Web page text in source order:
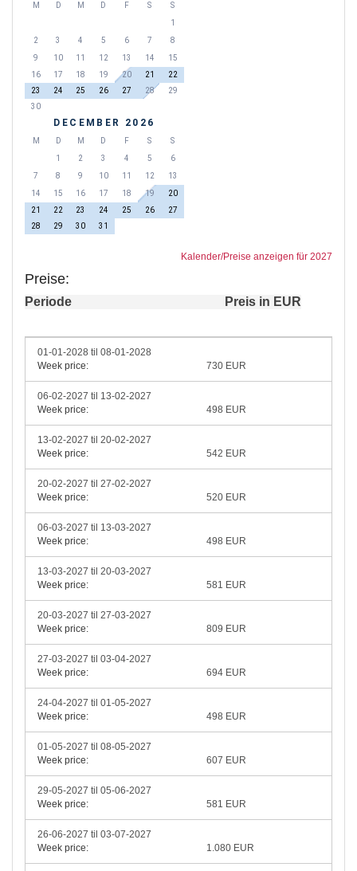
M D M D F S
S
1
2
3 4 5 6 7
8
9
10 11 12 13 14
15
16
17 18 19 20 21
22
23
24 25 26 27 28
29
30
DECEMBER 2026
M D M D F S
S
1
2 3 4 5
6
7
8 9 10 11 12
13
14
15 16 17 18 19
20
21
22 23 24 25 26
27
28
29 30 31
Kalender/Preise anzeigen für 2027
Preise:
Periode Preis in EUR
01-01-2028 til 08-01-2028
Week price:
730 EUR
06-02-2027 til 13-02-2027
Week price:
498 EUR
13-02-2027 til 20-02-2027
Week price:
542 EUR
20-02-2027 til 27-02-2027
Week price:
520 EUR
06-03-2027 til 13-03-2027
Week price:
498 EUR
13-03-2027 til 20-03-2027
Week price:
581 EUR
20-03-2027 til 27-03-2027
Week price:
809 EUR
27-03-2027 til 03-04-2027
Week price:
694 EUR
24-04-2027 til 01-05-2027
Week price:
498 EUR
01-05-2027 til 08-05-2027
Week price:
607 EUR
29-05-2027 til 05-06-2027
Week price:
581 EUR
26-06-2027 til 03-07-2027
Week price:
1.080 EUR